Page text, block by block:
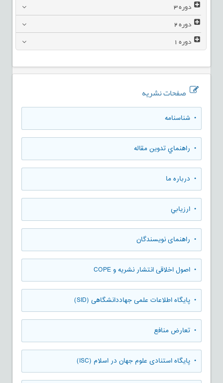
دوره3
دوره2
دوره1
صفحات نشریه
• شناسنامه
• راهنماي تدوين مقاله
• درباره ما
• ارزيابي
• راهنمای نویسندگان
• اصول اخلاقی انتشار نشریه و COPE
• پایگاه اطلاعات علمی جهاددانشگاهی (SID)
• تعارض منافع
• پایگاه استنادی علوم جهان در اسلام (ISC)